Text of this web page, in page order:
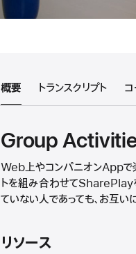
概要 トランスクリプト コ
Group
Web上やコンパニオンApp
トを組み合わせてSharePlay
ていない人であっても、お互い
リソース